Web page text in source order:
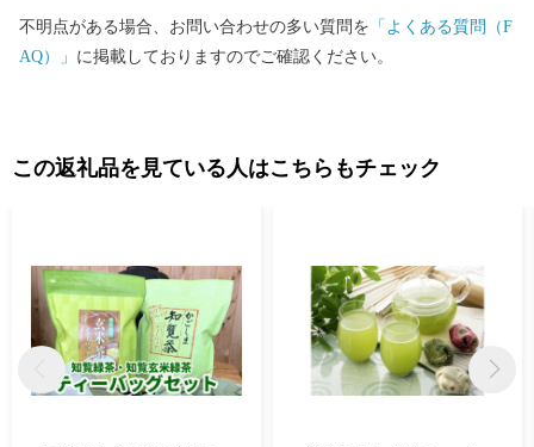
不明点がある場合、お問い合わせの多い質問を 「よくある質問（F
AQ）」 に掲載しておりますのでご確認ください。
この返礼品を見ている人はこちらもチェック